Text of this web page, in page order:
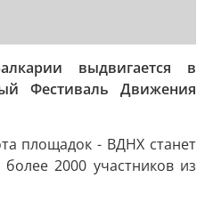
выдвигается в
Фестиваль Движения
площадок - ВДНХ станет
2000 участников из